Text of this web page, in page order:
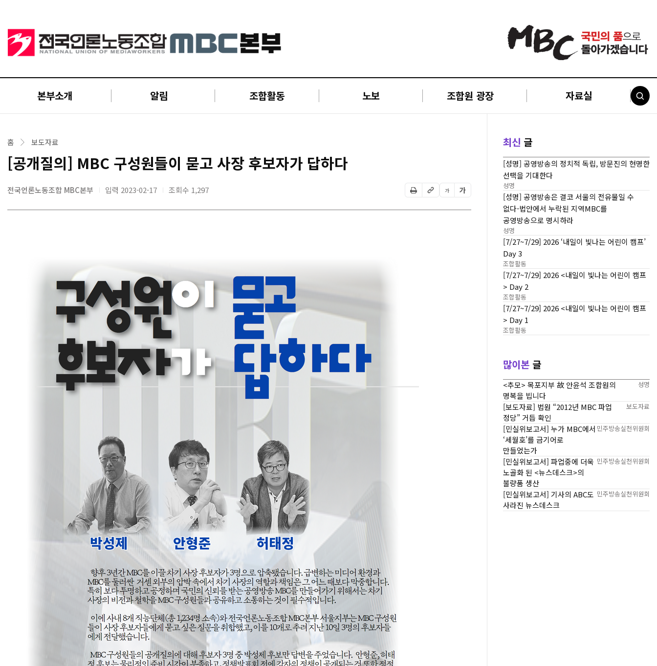
본부소개 알림 조합활동 노보 조합원 광장 자료실
홈 보도자료
[공개질의] MBC 구성원들이 묻고 사장 후보자가 답하다
전국언론노동조합 MBC본부 입력 2023-02-17 조회수 1,297 가 가
최신 글
[성명] 공영방송의 정치적 독립, 방문진의 현명한
선택을 기대한다
성명
[성명] 공영방송은 결코 서울의 전유물일 수
없다-법안에서 누락된 지역MBC를
공영방송으로 명시하라
성명
[7/27~7/29] 2026 ‘내일이 빛나는 어린이 캠프’
Day 3
조합활동
[7/27~7/29] 2026 <내일이 빛나는 어린이 캠프
> Day 2
조합활동
[7/27~7/29] 2026 <내일이 빛나는 어린이 캠프
> Day 1
조합활동
많이본 글
<추모> 목포지부 故 안윤석 조합원의
명복을 빕니다
성명
[보도자료] 법원 “2012년 MBC 파업
정당” 거듭 확인
보도자료
[민실위보고서] 누가 MBC에서
‘세월호’를 금기어로
만들었는가
민주방송실천위원회
[민실위보고서] 파업중에 더욱
노골화 된 <뉴스데스크>의
불량품 생산
민주방송실천위원회
[민실위보고서] 기사의 ABC도
사라진 뉴스데스크
민주방송실천위원회